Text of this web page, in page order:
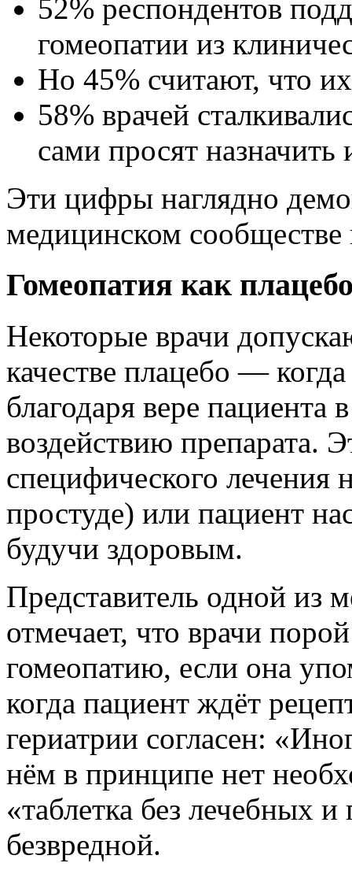
52% респондентов
гомеопатии из
Но 45% считают, что
58% врачей
сами просят
Эти цифры наглядно
медицинском
Гомеопатия как
Некоторые врачи
качестве плацебо —
благодаря вере пациента
воздействию препарата.
специфического лечения
простуде) или пациент
будучи здоровым.
Представитель одной из
отмечает, что врачи
гомеопатию, если она
когда пациент ждёт
гериатрии согласен:
нём в принципе нет
«таблетка без лечебных
безвредной.